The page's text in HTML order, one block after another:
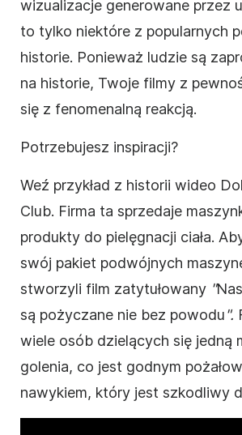
wizualizacje generowane przez
to tylko niektóre z popularnych
historie. Ponieważ ludzie są
na historie, Twoje filmy z
się z fenomenalną reakcją.
Potrzebujesz inspiracji?
Weź przykład z historii wideo
Club. Firma ta sprzedaje
produkty do pielęgnacji ciała.
swój pakiet podwójnych
stworzyli film zatytułowany "
są pożyczane nie bez powodu".
wiele osób dzielących się jedną
golenia, co jest godnym
nawykiem, który jest szkodliwy